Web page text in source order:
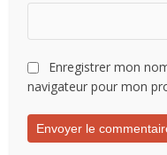
Enregistrer mon
navigateur pour mon